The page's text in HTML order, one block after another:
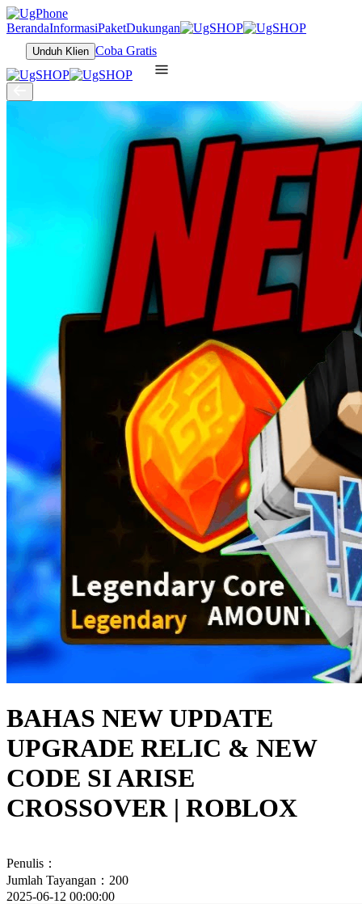
BerandaInformasiPaketDukungan
Unduh Klien Coba Gratis
BAHAS NEW UPDATE
UPGRADE RELIC & NEW
CODE SI ARISE
CROSSOVER | ROBLOX
Penulis：
Jumlah Tayangan：200
2025-06-12 00:00:00